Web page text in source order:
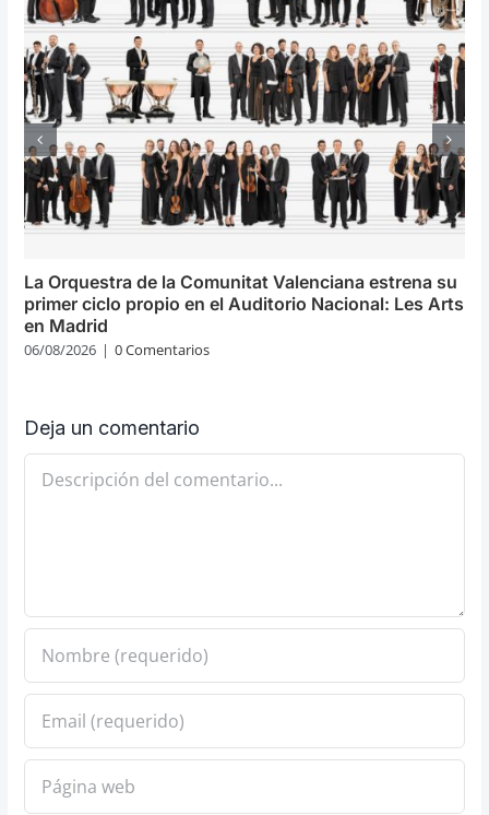
La Orquestra de la Comunitat Valenciana estrena su
primer ciclo propio en el Auditorio Nacional: Les Arts
en Madrid
06/08/2026 | 0 Comentarios
Deja un comentario
Comentario